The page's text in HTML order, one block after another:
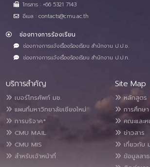
โทรสาร : +66 5321 7143
อีเมล : contacts@cmu.ac.th
ช่องทางการร้องเรียน
ช่องทางการแจ้งเรื่องร้องเรียน สำนักงาน ป.ป.ช.
ช่องทางการแจ้งเรื่องร้องเรียน สำนักงาน ป.ป.ท.
บริการสำคัญ
เบอร์โทรศัพท์ มช.
แผนที่มหาวิทยาลัยเชียงใหม่
การบริจาค*
CMU MAIL
CMU MIS
สำหรับเจ้าหน้าที่
Site Map
หลักสูตร
การศึกษา
คณะและ
ข่าวสาร
เกี่ยวกับ
ข้อมูลสา